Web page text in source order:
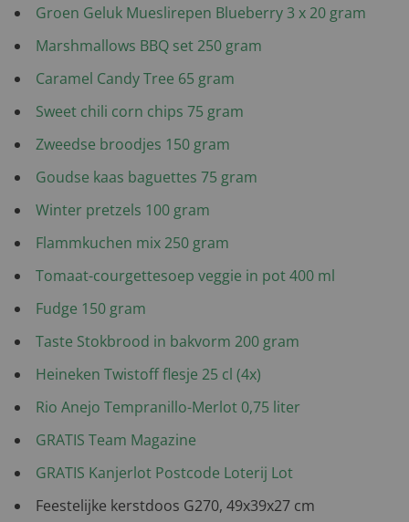
Groen Geluk Mueslirepen Blueberry 3 x 20 gram
Marshmallows BBQ set 250 gram
Caramel Candy Tree 65 gram
Sweet chili corn chips 75 gram
Zweedse broodjes 150 gram
Goudse kaas baguettes 75 gram
Winter pretzels 100 gram
Flammkuchen mix 250 gram
Tomaat-courgettesoep veggie in pot 400 ml
Fudge 150 gram
Taste Stokbrood in bakvorm 200 gram
Heineken Twistoff flesje 25 cl (4x)
Rio Anejo Tempranillo-Merlot 0,75 liter
GRATIS Team Magazine
GRATIS Kanjerlot Postcode Loterij Lot
Feestelijke kerstdoos G270, 49x39x27 cm